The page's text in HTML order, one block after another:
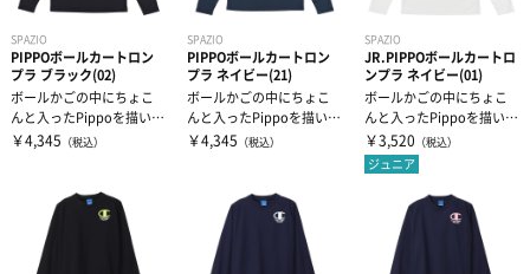
ハーフパンツ
ソックス
スウェット
バッグ
インソール
タオル
ウエイトトレーニング
自体重トレーニング
有酸素トレーニング
SPAZIO
PIPPOボールカートロン
プラ ブラック(02)
ボールかごの中にちょこ
んと入ったPippoを描い
た、愛らしさ満点のロン
￥4,345 （税込）
SPAZIO
PIPPOボールカートロン
プラ ネイビー(21)
ボールかごの中にちょこ
んと入ったPippoを描い
た、愛らしさ満点のロン
￥4,345 （税込）
SPAZIO
JR.PIPPOボールカートロ
ンプラ ネイビー(01)
ボールかごの中にちょこ
んと入ったPippoを描い
た、愛らしさ満点のロン
グプラシャ...
￥3,520 （税込）
ジュニア